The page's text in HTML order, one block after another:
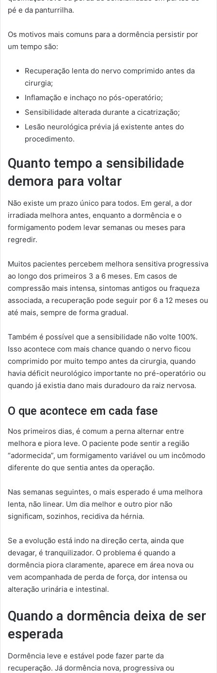
pé e da panturrilha.
Os motivos mais comuns para a dormência persistir por
um tempo são:
Recuperação lenta do nervo comprimido antes da
cirurgia;
Inflamação e inchaço no pós-operatório;
Sensibilidade alterada durante a cicatrização;
Lesão neurológica prévia já existente antes do
procedimento.
Quanto tempo a sensibilidade
demora para voltar
Não existe um prazo único para todos. Em geral, a dor
irradiada melhora antes, enquanto a dormência e o
formigamento podem levar semanas ou meses para
regredir.
Muitos pacientes percebem melhora sensitiva progressiva
ao longo dos primeiros 3 a 6 meses. Em casos de
compressão mais intensa, sintomas antigos ou fraqueza
associada, a recuperação pode seguir por 6 a 12 meses ou
até mais, sempre de forma gradual.
Também é possível que a sensibilidade não volte 100%.
Isso acontece com mais chance quando o nervo ficou
comprimido por muito tempo antes da cirurgia, quando
havia déficit neurológico importante no pré-operatório ou
quando já existia dano mais duradouro da raiz nervosa.
O que acontece em cada fase
Nos primeiros dias, é comum a perna alternar entre
melhora e piora leve. O paciente pode sentir a região
“adormecida”, um formigamento variável ou um incômodo
diferente do que sentia antes da operação.
Nas semanas seguintes, o mais esperado é uma melhora
lenta, não linear. Um dia melhor e outro pior não
significam, sozinhos, recidiva da hérnia.
Se a evolução está indo na direção certa, ainda que
devagar, é tranquilizador. O problema é quando a
dormência piora claramente, aparece em área nova ou
vem acompanhada de perda de força, dor intensa ou
alteração urinária e intestinal.
Quando a dormência deixa de ser
esperada
Dormência leve e estável pode fazer parte da
recuperação. Já dormência nova, progressiva ou